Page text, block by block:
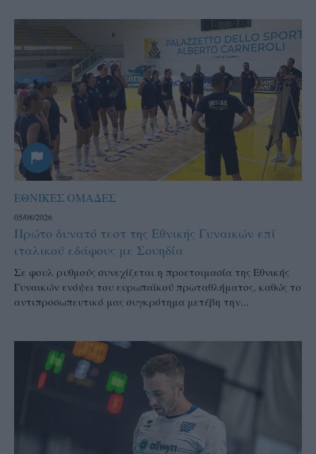
ΕΘΝΙΚΕΣ ΟΜΑΔΕΣ
05/08/2026
Πρώτο δυνατό τεστ της Εθνικής Γυναικών επί
ιταλικού εδάφους με Σουηδία
Σε φουλ ρυθμούς συνεχίζεται η προετοιμασία της Εθνικής
Γυναικών ενόψει του ευρωπαϊκού πρωταθλήματος, καθώς το
αντιπροσωπευτικό μας συγκρότημα μετέβη την...